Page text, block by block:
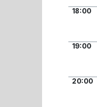
18:00
19:00
20:00